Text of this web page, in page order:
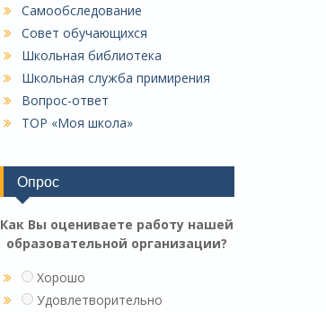
Самообследование
Совет обучающихся
Школьная библиотека
Школьная служба примирения
Вопрос-ответ
ТОР «Моя школа»
Опрос
Как Вы оцениваете работу нашей
образовательной организации?
Хорошо
Удовлетворительно